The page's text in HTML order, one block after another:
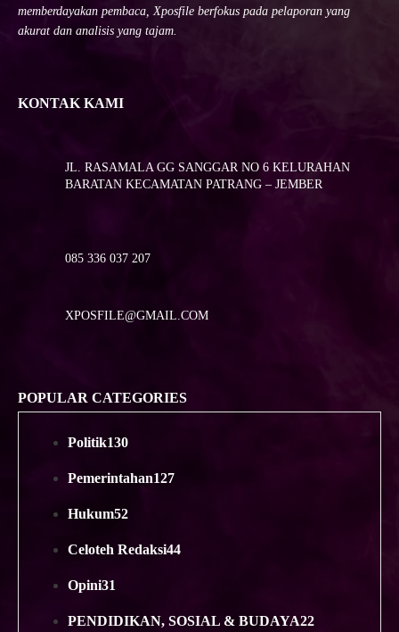
memberdayakan pembaca, Xposfile berfokus pada pelaporan yang
akurat dan analisis yang tajam.
KONTAK KAMI
JL. RASAMALA GG SANGGAR NO 6 KELURAHAN
BARATAN KECAMATAN PATRANG – JEMBER
085 336 037 207
XPOSFILE@GMAIL.COM
POPULAR CATEGORIES
Politik130
Pemerintahan127
Hukum52
Celoteh Redaksi44
Opini31
PENDIDIKAN, SOSIAL & BUDAYA22